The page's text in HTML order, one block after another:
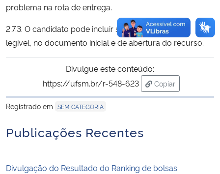
problema na rota de entrega.
2.7.3. O candidato pode incluir seu e-mail, de forma
legível, no documento inicial e de abertura do recurso.
Divulgue este conteúdo:
https://ufsm.br/r-548-623
Copiar
para área de
Registrado em SEM CATEGORIA
Publicações Recentes
Divulgação do Resultado do Ranking de bolsas